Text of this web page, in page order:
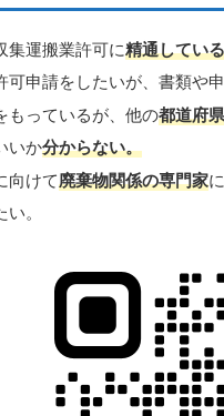
集運搬業許可に精通してい
可申請をしたいが、書類や
もっているが、他の都道府
いか分からない。
向けて廃棄物関係の専門家
。